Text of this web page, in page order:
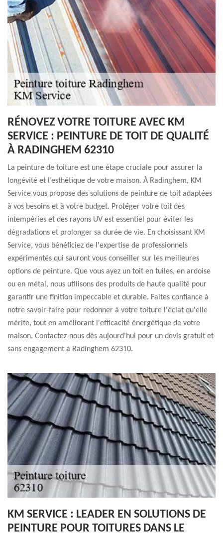
RÉNOVEZ VOTRE TOITURE AVEC KM
SERVICE : PEINTURE DE TOIT DE QUALITÉ
À RADINGHEM 62310
La peinture de toiture est une étape cruciale pour assurer la
longévité et l’esthétique de votre maison. À Radinghem, KM
Service vous propose des solutions de peinture de toit adaptées
à vos besoins et à votre budget. Protéger votre toit des
intempéries et des rayons UV est essentiel pour éviter les
dégradations et prolonger sa durée de vie. En choisissant KM
Service, vous bénéficiez de l'expertise de professionnels
expérimentés qui sauront vous conseiller sur les meilleures
options de peinture. Que vous ayez un toit en tuiles, en ardoise
ou en métal, nous utilisons des produits de haute qualité pour
garantir une finition impeccable et durable. Faites confiance à
notre savoir-faire pour redonner à votre toiture l'éclat qu'elle
mérite, tout en améliorant l'efficacité énergétique de votre
maison. Contactez-nous dès aujourd'hui pour un devis gratuit et
sans engagement à Radinghem 62310.
KM SERVICE : LEADER EN SOLUTIONS DE
PEINTURE POUR TOITURES DANS LE